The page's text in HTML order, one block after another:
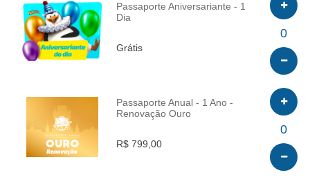
INFO
Passaporte Aniversariante - 1
Dia
Grátis
0
INFO
Passaporte Anual - 1 Ano -
Renovação Ouro
R$ 799,00
0